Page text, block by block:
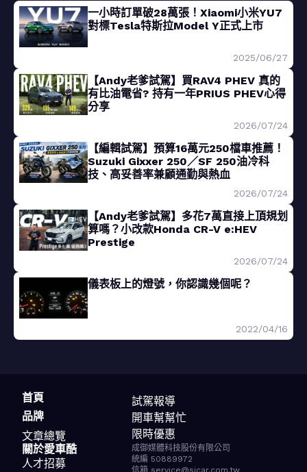
一小時訂單破28萬張！Xiaomi小米YU7
對標Tesla特斯拉Model Y正式上市
2025/06/27
【Andy老爹試駕】買RAV4 PHEV 真的
有比油電省? 持有一年PRIUS PHEV心得
分享
2026/07/24
【編輯試駕】預算16萬元250檔車推薦！
Suzuki Gixxer 250／SF 250油冷科
技、高妥善率兼顧通勤與熱血
2026/07/24
【Andy老爹試駕】多花7萬直接上頂規划
算嗎？小改款Honda CR-V e:HEV
Prestige
2026/07/24
儀表板上的燈號，你認識幾個呢？
2022/04/16
首頁
品牌
文章總覽
試駕報導
開車幫幫忙
限時優惠
關於愛車酷
人才招募
成御媒體科技股份有限公司
統編 50889972
信箱 service@sicar.com.tw